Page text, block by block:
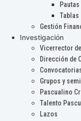
Tablas
Gestión
Investigación
Vicerrector
Dirección de
Grupos y
Pascualino
Talento
Lazos